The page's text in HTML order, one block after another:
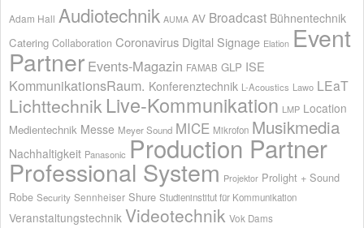
Adam Hall Audiotechnik AUMA AV Broadcast Bühnentechnik
Catering Collaboration Coronavirus Digital Signage Elation Event
Partner Events-Magazin FAMAB GLP ISE
KommunikationsRaum. Konferenztechnik L-Acoustics Lawo LEaT
Lichttechnik Live-Kommunikation LMP Location
Medientechnik Messe Meyer Sound MICE Mikrofon Musikmedia
Nachhaltigkeit Panasonic Production Partner
Professional System Projektor Prolight + Sound
Robe Security Sennheiser Shure Studieninstitut für Kommunikation
Veranstaltungstechnik Videotechnik Vok Dams